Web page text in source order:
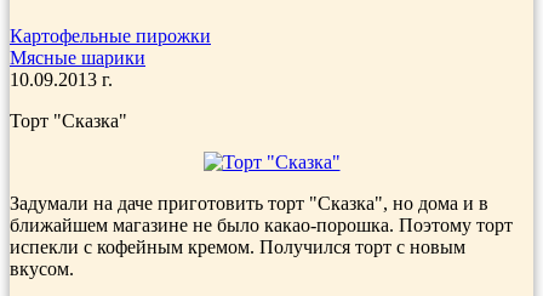
Картофельные пирожки
Мясные шарики
10.09.2013 г.
Торт "Сказка"
Задумали на даче приготовить торт "Сказка", но дома и в
ближайшем магазине не было какао-порошка. Поэтому торт
испекли с кофейным кремом. Получился торт с новым
вкусом.